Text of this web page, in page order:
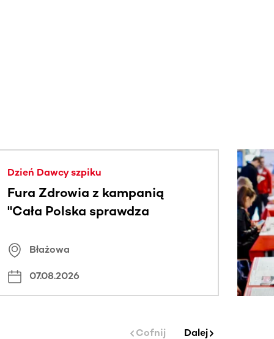
Dzień Dawcy szpiku
Fura Zdrowia z kampanią
"Cała Polska sprawdza
Błażowa
07.08.2026
Cofnij Dalej